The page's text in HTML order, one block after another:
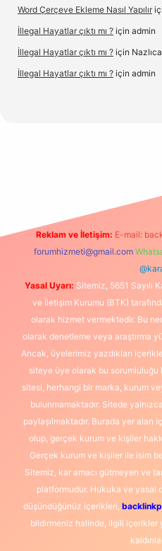
Word Çerçeve Ekleme Nasıl Yapılır
İllegal Hayatlar çıktı mı ? için admin
İllegal Hayatlar çıktı mı ? için
İllegal Hayatlar çıktı mı ? için admin
Reklam ve İletişim: E-mail:
forumhizmeti@gmail.com
Yasal Uyarı: Sitemiz, 5651 Sayılı
ve İletişim Kurumu (BTK)
olarak hizmet vermektedir. Bu
olarak denetleme veya araştırma
Ancak, üyelerimiz yazdıkları
siteye üye olarak bu sorumluluğu
sitesi, herhangi bir marka, kurum
bulunmamaktadır. Sitede
paylaşılmaktadır. Burada yer alan
olup, gerçek kurum ve kişiler
Gerçek kurum ve kişiler ile isim
Sitemiz, kar amacı gütmeyen ve
platformudur. Hukuka ve yasal
düşündüğünüz içerikleri,
bildirmeniz halinde, ilgili içerikler